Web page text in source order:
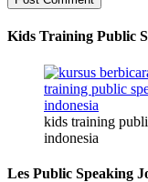
Kids Training Public
kids training
indonesia
Les Public Speaking